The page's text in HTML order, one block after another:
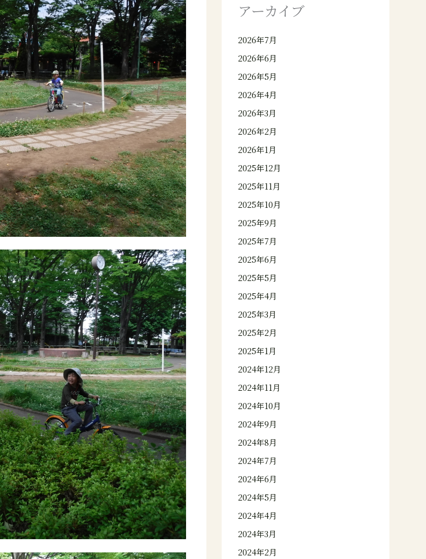
アーカイブ
2026年7月
2026年6月
2026年5月
2026年4月
2026年3月
2026年2月
2026年1月
2025年12月
2025年11月
2025年10月
2025年9月
2025年7月
2025年6月
2025年5月
2025年4月
2025年3月
2025年2月
2025年1月
2024年12月
2024年11月
2024年10月
2024年9月
2024年8月
2024年7月
2024年6月
2024年5月
2024年4月
2024年3月
2024年2月